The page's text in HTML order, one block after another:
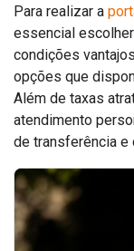
Para realizar a
essencial
condições
opções que
Além de taxas
atendimento
de transferência e